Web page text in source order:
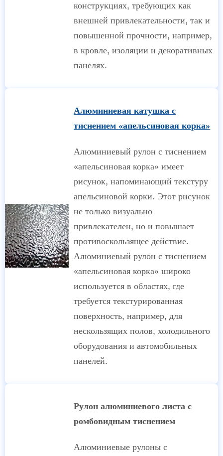
конструкциях, требующих как
внешней привлекательности, так и
повышенной прочности, например,
в кровле, изоляции и декоративных
панелях.
Алюминиевая катушка с
тиснением «апельсиновая корка»
Алюминиевый рулон с тиснением
«апельсиновая корка» имеет
рисунок, напоминающий текстуру
апельсиновой корки. Этот рисунок
не только визуально
привлекателен, но и повышает
противоскользящее действие.
Алюминиевый рулон с тиснением
«апельсиновая корка» широко
используется в областях, где
требуется текстурированная
поверхность, например, для
нескользящих полов, холодильного
оборудования и автомобильных
панелей.
Рулон алюминиевого листа с
ромбовидным тиснением
Алюминиевые рулоны с